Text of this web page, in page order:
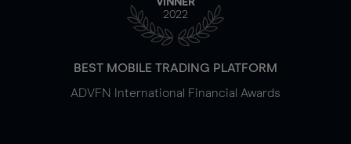
2022
BEST MOBILE TRADING PLATFORM
ADVFN International Financial Awards